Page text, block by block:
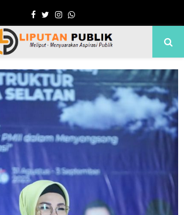
Facebook
TwitterInstagram
Whatsapp